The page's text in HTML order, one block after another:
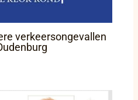
verkeersongevallen